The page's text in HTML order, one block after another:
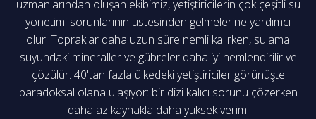
uzmanlarından oluşan ekibimiz, yetiştiricilerin çok çeşitli su
yönetimi sorunlarının üstesinden gelmelerine yardımcı
olur. Topraklar daha uzun süre nemli kalırken, sulama
suyundaki mineraller ve gübreler daha iyi nemlendirilir ve
çözülür. 40'tan fazla ülkedeki yetiştiriciler görünüşte
paradoksal olana ulaşıyor: bir dizi kalıcı sorunu çözerken
daha az kaynakla daha yüksek verim.